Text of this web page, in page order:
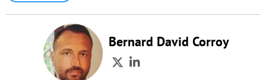
Bernard David Corroy
TwitterLinkedIn